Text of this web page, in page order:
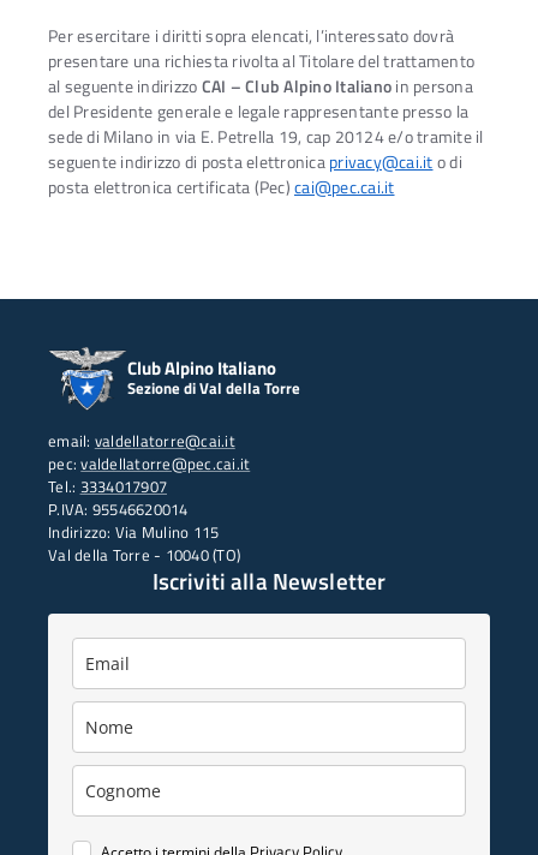
Per esercitare i diritti sopra elencati, l’interessato dovrà
presentare una richiesta rivolta al Titolare del trattamento
al seguente indirizzoCAI – Club Alpino Italianoin persona
del Presidente generale e legale rappresentante presso la
sede di Milano in via E. Petrella 19, cap 20124 e/o tramite il
seguente indirizzo di posta elettronicaprivacy@cai.ito di
posta elettronica certificata (Pec)cai@pec.cai.it
Club Alpino Italiano
Sezione di Val della Torre
email: valdellatorre@cai.it
pec:valdellatorre@pec.cai.it
Tel.: 3334017907
P.IVA: 95546620014
Indirizzo: Via Mulino 115
Val della Torre - 10040 (TO)
Iscrivitialla Newsletter